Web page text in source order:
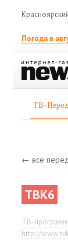
Погода в
ТВ-
← все
ТВК6
ТВ-
http://